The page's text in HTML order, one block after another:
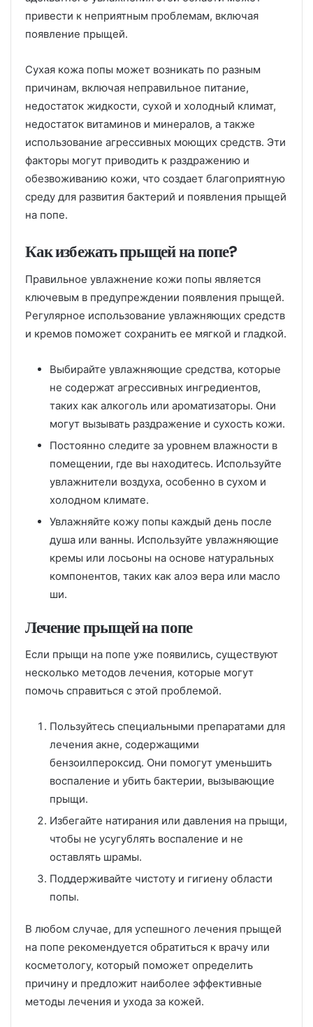
привести к неприятным проблемам, включая
появление прыщей.
Сухая кожа попы может возникать по разным
причинам, включая неправильное питание,
недостаток жидкости, сухой и холодный климат,
недостаток витаминов и минералов, а также
использование агрессивных моющих средств. Эти
факторы могут приводить к раздражению и
обезвоживанию кожи, что создает благоприятную
среду для развития бактерий и появления прыщей
на попе.
Как избежать прыщей на попе?
Правильное увлажнение кожи попы является
ключевым в предупреждении появления прыщей.
Регулярное использование увлажняющих средств
и кремов поможет сохранить ее мягкой и гладкой.
Выбирайте увлажняющие средства, которые
не содержат агрессивных ингредиентов,
таких как алкоголь или ароматизаторы. Они
могут вызывать раздражение и сухость кожи.
Постоянно следите за уровнем влажности в
помещении, где вы находитесь. Используйте
увлажнители воздуха, особенно в сухом и
холодном климате.
Увлажняйте кожу попы каждый день после
душа или ванны. Используйте увлажняющие
кремы или лосьоны на основе натуральных
компонентов, таких как алоэ вера или масло
ши.
Лечение прыщей на попе
Если прыщи на попе уже появились, существуют
несколько методов лечения, которые могут
помочь справиться с этой проблемой.
Пользуйтесь специальными препаратами для
лечения акне, содержащими
бензоилпероксид. Они помогут уменьшить
воспаление и убить бактерии, вызывающие
прыщи.
Избегайте натирания или давления на прыщи,
чтобы не усугублять воспаление и не
оставлять шрамы.
Поддерживайте чистоту и гигиену области
попы.
В любом случае, для успешного лечения прыщей
на попе рекомендуется обратиться к врачу или
косметологу, который поможет определить
причину и предложит наиболее эффективные
методы лечения и ухода за кожей.